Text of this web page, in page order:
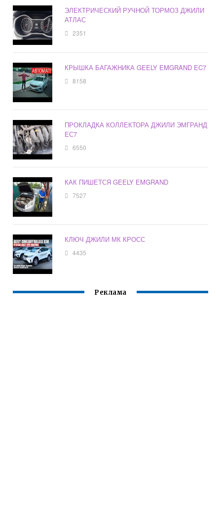
ЭЛЕКТРИЧЕСКИЙ РУЧНОЙ ТОРМОЗ ДЖИЛИ
АТЛАС
2351
КРЫШКА БАГАЖНИКА GEELY EMGRAND EC7
8158
ПРОКЛАДКА КОЛЛЕКТОРА ДЖИЛИ ЭМГРАНД
ЕС7
6550
КАК ПИШЕТСЯ GEELY EMGRAND
7527
КЛЮЧ ДЖИЛИ МК КРОСС
4435
Реклама